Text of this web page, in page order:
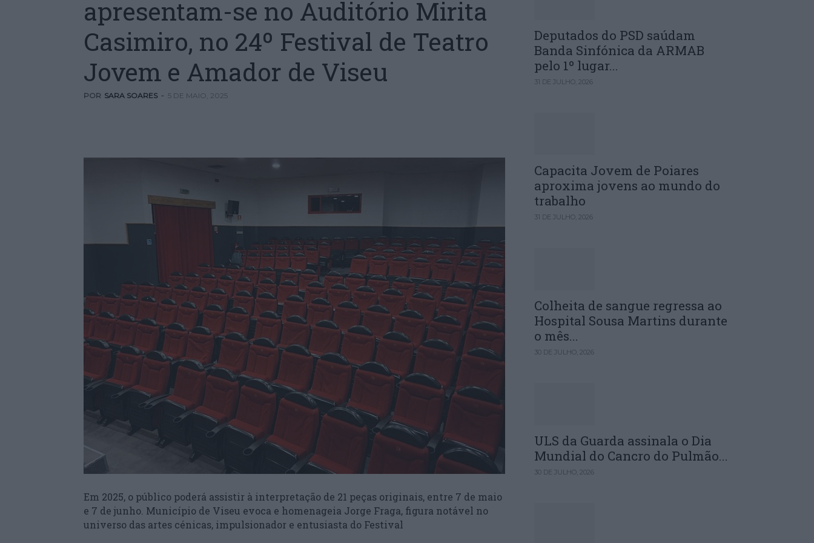
apresentam-se no Auditório Mirita
Casimiro, no 24º Festival de Teatro
Jovem e Amador de Viseu
POR SARA SOARES - 5 DE MAIO, 2025
Em 2025, o público poderá assistir à interpretação de 21 peças originais, entre 7 de maio
e 7 de junho. Município de Viseu evoca e homenageia Jorge Fraga, figura notável no
universo das artes cénicas, impulsionador e entusiasta do Festival
Deputados do PSD saúdam
Banda Sinfónica da ARMAB
pelo 1º lugar...
31 DE JULHO, 2026
Capacita Jovem de Poiares
aproxima jovens ao mundo do
trabalho
31 DE JULHO, 2026
Colheita de sangue regressa ao
Hospital Sousa Martins durante
o mês...
30 DE JULHO, 2026
ULS da Guarda assinala o Dia
Mundial do Cancro do Pulmão...
30 DE JULHO, 2026